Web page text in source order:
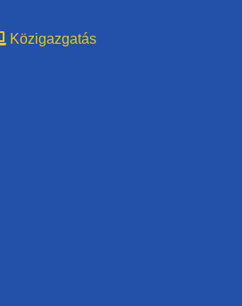
Közigazgatás